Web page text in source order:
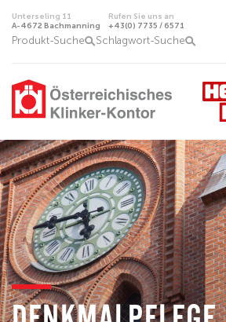
Unterseling 11
A-4672 Bachmanning
Rufen Sie uns an
+43(0) 7735 / 6571
Produkt-Suche Schlagwort-Suche